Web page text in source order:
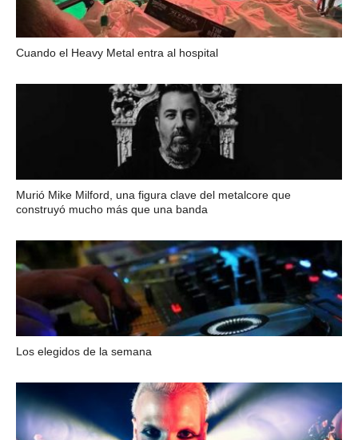
Cuando el Heavy Metal entra al hospital
Murió Mike Milford, una figura clave del metalcore que
construyó mucho más que una banda
Los elegidos de la semana